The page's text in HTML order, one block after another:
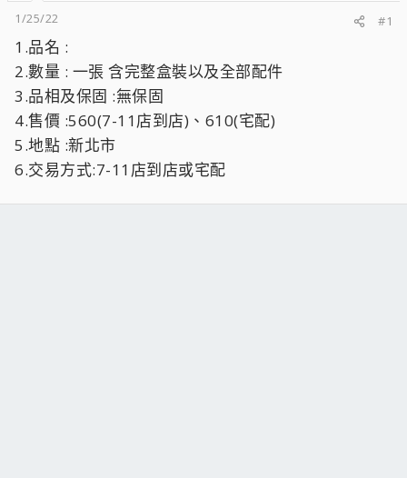
1/25/22
#1
1.品名 :
2.數量 : 一張 含完整盒裝以及全部配件
3.品相及保固 :無保固
4.售價 :560(7-11店到店)、610(宅配)
5.地點 :新北市
6.交易方式:7-11店到店或宅配